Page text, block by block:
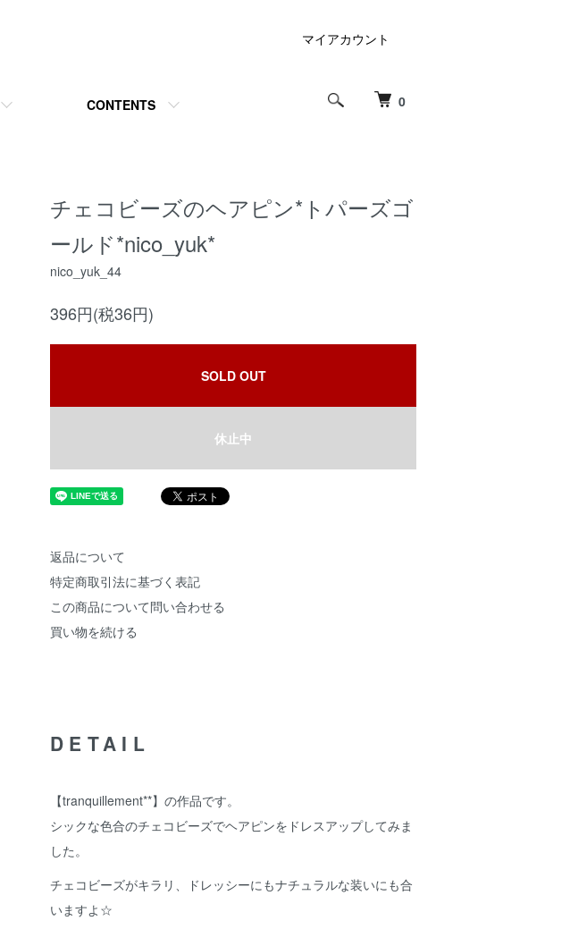
0
CONTENTS
マイアカウント
チェコビーズのヘアピン*トパーズゴ
ールド*nico_yuk*
nico_yuk_44
396円(税36円)
SOLD OUT
休止中
返品について
特定商取引法に基づく表記
この商品について問い合わせる
買い物を続ける
DETAIL
【tranquillement**】の作品です。
シックな色合のチェコビーズでヘアピンをドレスアップしてみま
した。
チェコビーズがキラリ、ドレッシーにもナチュラルな装いにも合
いますよ☆